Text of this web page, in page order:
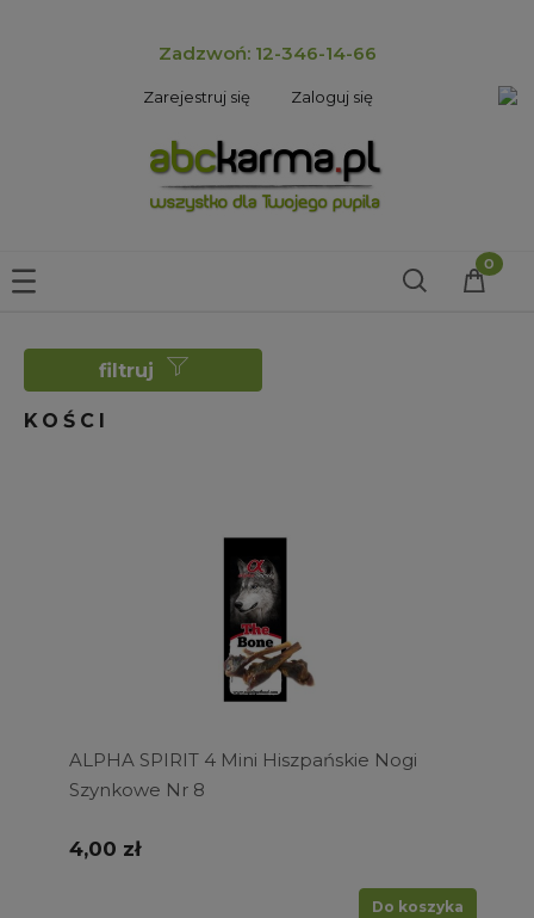
Zadzwoń: 12-346-14-66
Zarejestruj się Zaloguj się
filtruj
KOŚCI
ALPHA SPIRIT 4 Mini Hiszpańskie Nogi
Szynkowe Nr 8
4,00 zł
Do koszyka